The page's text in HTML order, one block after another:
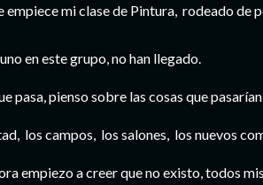
empiece mi clase de Pintura, rodeado de
en este grupo, no han llegado.
pasa, pienso sobre las cosas que
los campos, los salones, los nuevos
empiezo a creer que no existo, todos